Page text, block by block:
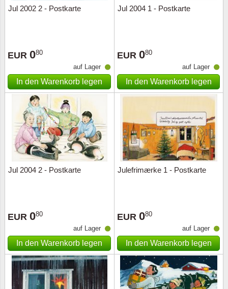
Jul 2002 2 - Postkarte
EUR 080
auf Lager
In den Warenkorb legen
Jul 2004 1 - Postkarte
EUR 080
auf Lager
In den Warenkorb legen
Jul 2004 2 - Postkarte
EUR 080
auf Lager
In den Warenkorb legen
Julefrimærke 1 - Postkarte
EUR 080
auf Lager
In den Warenkorb legen